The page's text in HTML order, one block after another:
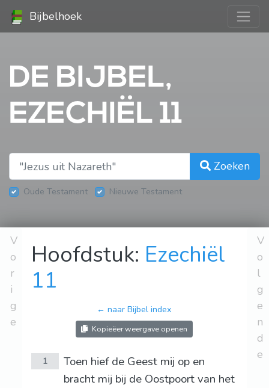
Bijbelhoek
DE BIJBEL,
EZECHIËL 11
Zoeken
Oude Testament Nieuwe Testament
V
o
r
i
g
e
Hoofdstuk: Ezechiël
11
← naar Bijbel index
Kopieëer weergave openen
1
Toen hief de Geest mij op en
bracht mij bij de Oostpoort van het
V
o
l
g
e
n
d
e